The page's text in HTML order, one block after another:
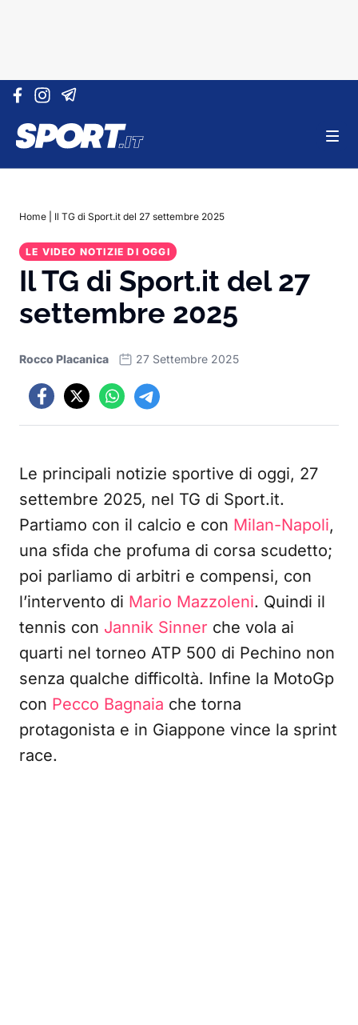
Vai al contenuto
Home Il TG di Sport.it del 27 settembre 2025
LE VIDEO NOTIZIE DI OGGI
Il TG di Sport.it del 27
settembre 2025
Rocco Placanica 27 Settembre 2025
Le principali notizie sportive di oggi, 27
settembre 2025, nel TG di Sport.it.
Partiamo con il calcio e con Milan-Napoli,
una sfida che profuma di corsa scudetto;
poi parliamo di arbitri e compensi, con
l’intervento di Mario Mazzoleni. Quindi il
tennis con Jannik Sinner che vola ai
quarti nel torneo ATP 500 di Pechino non
senza qualche difficoltà. Infine la MotoGp
con Pecco Bagnaia che torna
protagonista e in Giappone vince la sprint
race.